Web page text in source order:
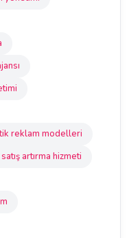
reklam modelleri
artırma hizmeti